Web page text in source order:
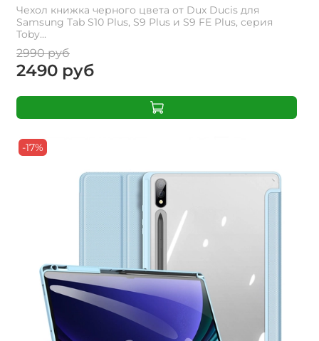
Чехол книжка черного цвета от Dux Ducis для
Samsung Tab S10 Plus, S9 Plus и S9 FE Plus, серия
Toby...
2990 руб
2490 руб
-17%